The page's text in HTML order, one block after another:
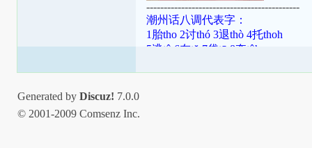
--------------------------------------------
潮州话八调代表字：
1胎tho 2讨thó 3退thò 4托thoh
5逃tô 6在tŏ 7袋tō 8夺tôh
Generated by Discuz! 7.0.0
© 2001-2009 Comsenz Inc.